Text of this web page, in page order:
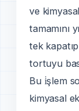
ve
tamamını
tek
tortuyu
Bu i̇şlem
kimyasal